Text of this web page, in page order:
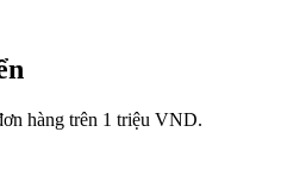
hàng trên 1 triệu VND.